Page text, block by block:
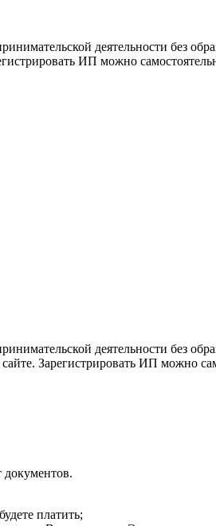
деятельности без
ИП можно
деятельности без
Зарегистрировать ИП можно
платить;